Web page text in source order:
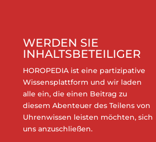
WERDEN SIE
INHALTSBETEILIGER
HOROPEDIA ist eine partizipative
Wissensplattform und wir laden
alle ein, die einen Beitrag zu
diesem Abenteuer des Teilens von
Uhrenwissen leisten möchten, sich
uns anzuschließen.